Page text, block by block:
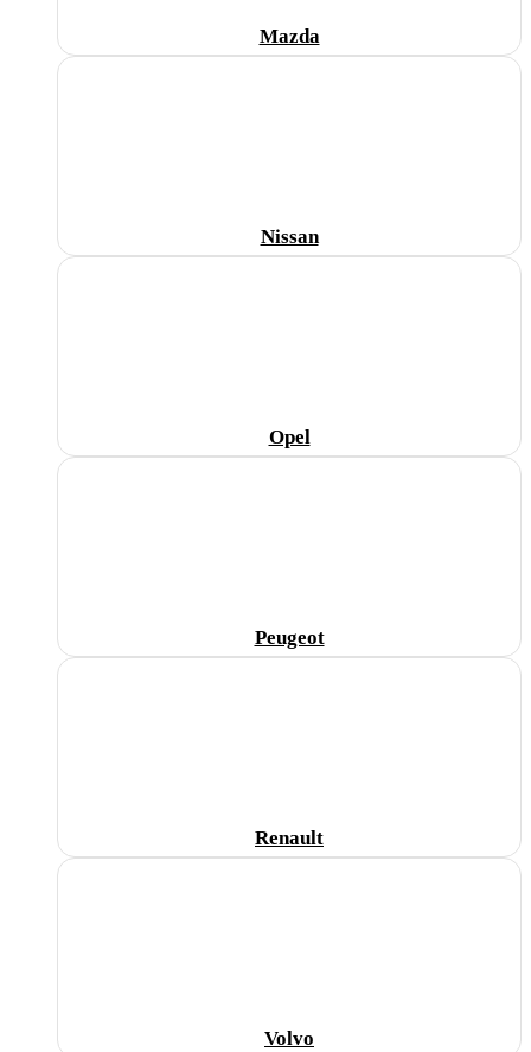
Mazda
Nissan
Opel
Peugeot
Renault
Volvo